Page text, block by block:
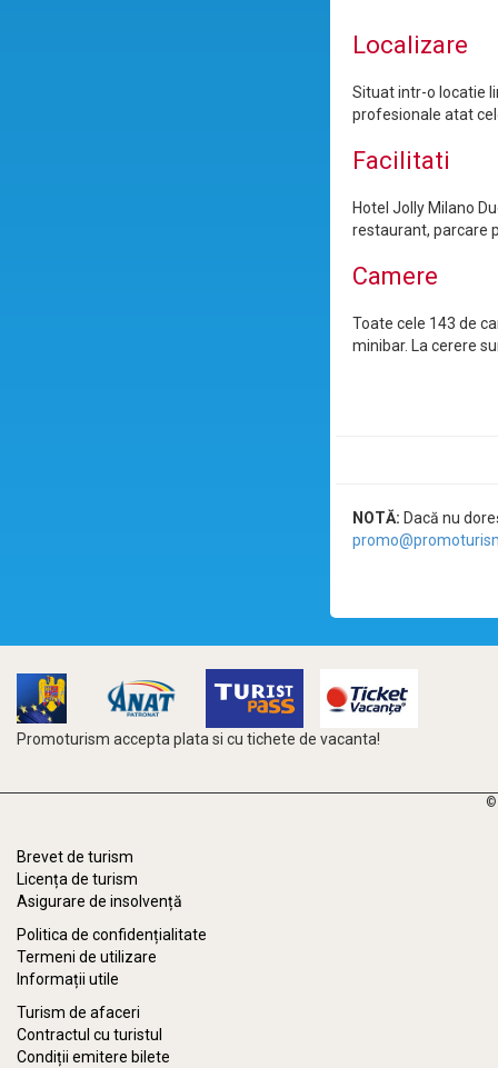
Localizare
Situat intr-o locatie
profesionale atat
Facilitati
Hotel Jolly Milano
restaurant, parcare
Camere
Toate cele 143 de
minibar. La cerere
NOTĂ: Dacă nu
Promoturism accepta plata si cu tichete de vacanta!
©
Brevet de turism
Licența de turism
Asigurare de insolvență
Politica de confidențialitate
Termeni de utilizare
Informații utile
Turism de afaceri
Contractul cu turistul
Condiții emitere bilete